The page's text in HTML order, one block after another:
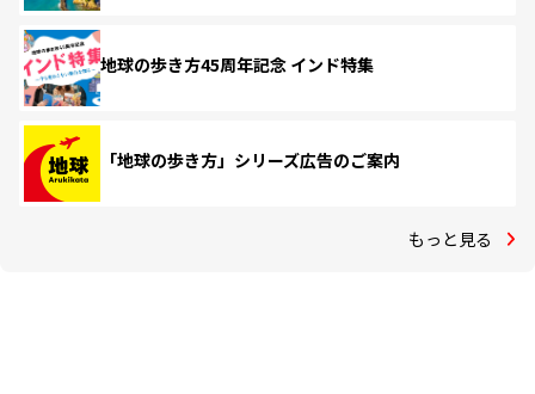
地球の歩き方45周年記念 インド特集
「地球の歩き方」シリーズ広告のご案内
もっと見る